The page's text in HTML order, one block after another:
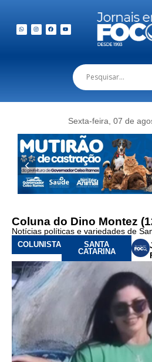
Sexta-feira, 07 de
Coluna do Dino Montez
Notícias políticas e variedades de
COLUNISTA
SANTA
CATARINA